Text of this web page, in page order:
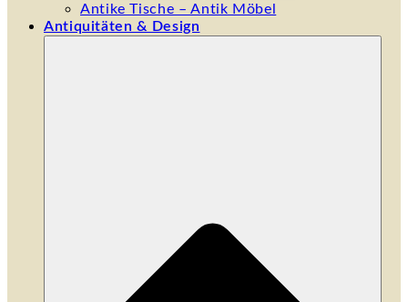
Antike Tische – Antik Möbel
Antiquitäten & Design